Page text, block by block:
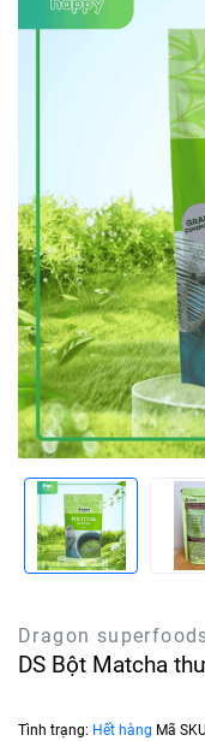
Dragon
DS Bột Matcha
Tình trạng: Hết hàng Mã